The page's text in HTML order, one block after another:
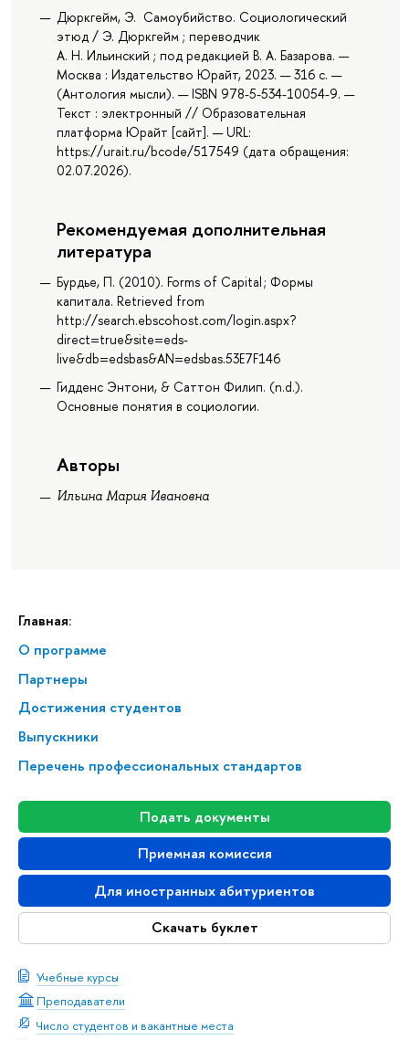
Главная:
О программе
Партнеры
Достижения студентов
Выпускники
Перечень профессиональных стандартов
Подать документы
Приемная комиссия
Для иностранных абитуриентов
Скачать буклет
Учебные курсы
Преподаватели
Число студентов и вакантные места
Дюркгейм, Э. Самоубийство. Социологический
этюд / Э. Дюркгейм ; переводчик
А. Н. Ильинский ; под редакцией В. А. Базарова. —
Москва : Издательство Юрайт, 2023. — 316 с. —
(Антология мысли). — ISBN 978-5-534-10054-9. —
Текст : электронный // Образовательная
платформа Юрайт [сайт]. — URL:
https://urait.ru/bcode/517549 (дата обращения:
02.07.2026).
Рекомендуемая дополнительная
литература
Бурдье, П. (2010). Forms of Capital ; Формы
капитала. Retrieved from
http://search.ebscohost.com/login.aspx?
direct=true&site=eds-
live&db=edsbas&AN=edsbas.53E7F146
Гидденс Энтони, & Саттон Филип. (n.d.).
Основные понятия в социологии.
Авторы
Ильина Мария Ивановна